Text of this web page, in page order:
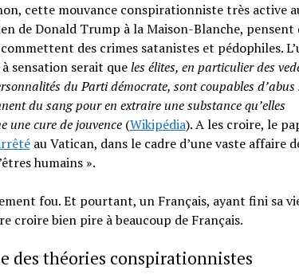
cette mouvance conspirationniste très active
de Donald Trump à la Maison-Blanche, pensent
des crimes satanistes et pédophiles.
sensation serait queles élites, en particulier des
du Parti démocrate, sont coupables d’abus
du sang pour en extraire une substance qu’elles
une cure de jouvence(Wikipédia). A les croire, le
au Vatican, dans le cadre d’une vaste affaire
humains ».
fou. Et pourtant, un Français, ayant fini sa
croire bien pire à beaucoup de Français.
des théories conspirationnistes